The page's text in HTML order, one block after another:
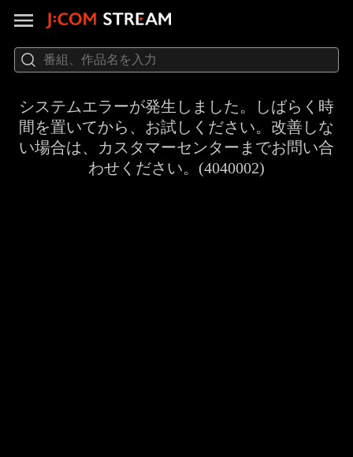
システムエラーが発生しました。しばらく時
間を置いてから、お試しください。改善しな
い場合は、カスタマーセンターまでお問い合
わせください。(4040002)